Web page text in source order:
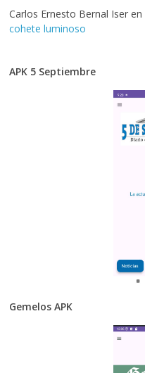
Carlos Ernesto Bernal Iser en
cohete luminoso
APK 5 Septiembre
Gemelos APK